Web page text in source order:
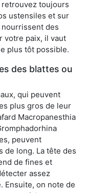
toujours
ustensiles et sur
des
votre paix, il vaut
plus tôt possible.
des blattes ou
qui peuvent
plus gros de leur
Macropanesthia
peuvent
de long. La tête des
de fines et
assez
Ensuite, on note de